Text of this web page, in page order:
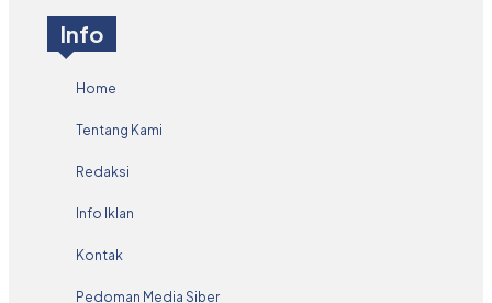
Info
Home
Tentang Kami
Redaksi
Info Iklan
Kontak
Pedoman Media Siber